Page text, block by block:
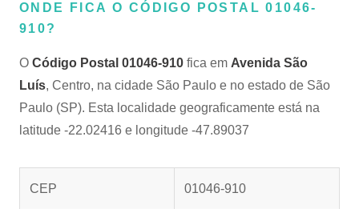
ONDE FICA O CÓDIGO POSTAL 01046-
910?
O Código Postal 01046-910 fica em Avenida São
Luís, Centro, na cidade São Paulo e no estado de São
Paulo (SP). Esta localidade geograficamente está na
latitude -22.02416 e longitude -47.89037
CEP 01046-910